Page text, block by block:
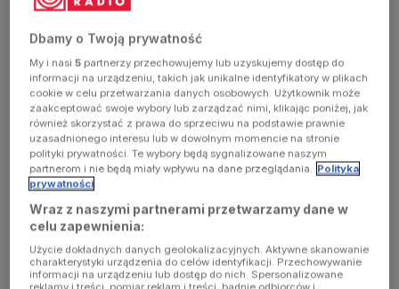
has
occurred
(see the
browser
console for
more
Dbamy o Twoją prywatność
My i nasi5 partnerzy przechowujemy lub uzyskujemy dostęp do
informacji na urządzeniu, takich jak unikalne identyfikatory w plikach
cookie w celu przetwarzania danych osobowych. Użytkownik może
zaakceptować swoje wybory lub zarządzać nimi, klikając poniżej, jak
również skorzystać z prawa do sprzeciwu na podstawie prawnie
uzasadnionego interesu lub w dowolnym momencie na stronie
polityki prywatności. Te wybory będą sygnalizowane naszym
partnerom i nie będą miały wpływu na dane przeglądania. Polityka
prywatności
Wraz z naszymi partnerami przetwarzamy dane w
celu zapewnienia:
Użycie dokładnych danych geolokalizacyjnych. Aktywne skanowanie
charakterystyki urządzenia do celów identyfikacji. Przechowywanie
informacji na urządzeniu lub dostęp do nich. Spersonalizowane
reklamy i treści, pomiar reklam i treści, badnie odbiorców i